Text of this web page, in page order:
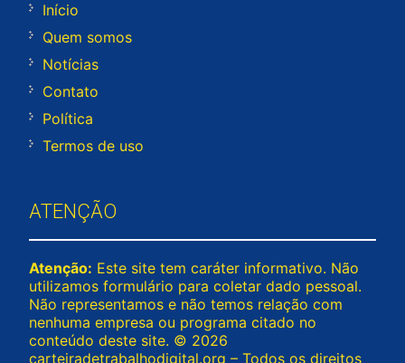
Início
Quem somos
Notícias
Contato
Política
Termos de uso
ATENÇÃO
Atenção: Este site tem caráter informativo. Não
utilizamos formulário para coletar dado pessoal.
Não representamos e não temos relação com
nenhuma empresa ou programa citado no
conteúdo deste site. © 2026
carteiradetrabalhodigital.org – Todos os direitos